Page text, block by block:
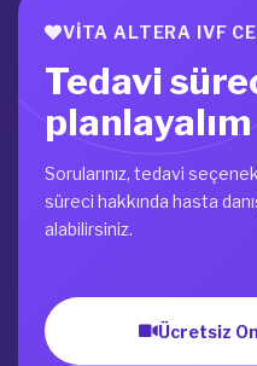
VITA ALTERA IVF
Tedavi
planlayalım
Sorularınız, tedavi
süreci hakkında hasta
alabilirsiniz.
Ücretsiz